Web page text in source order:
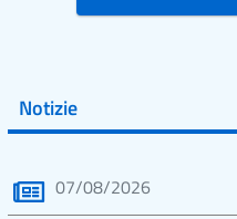
Notizie
07/08/2026